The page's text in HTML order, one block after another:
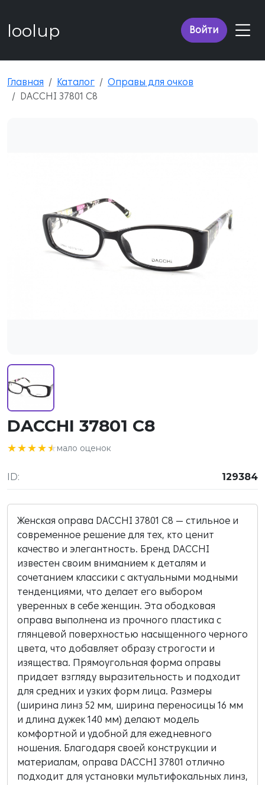
loolup Войти
Главная Каталог
Оправы для очков
DACCHI 37801 C8
DACCHI 37801 C8
★★★★★
★★★★★мало оценок
ID: 129384
Женская оправа DACCHI 37801 C8 — стильное и
современное решение для тех, кто ценит
качество и элегантность. Бренд DACCHI
известен своим вниманием к деталям и
сочетанием классики с актуальными модными
тенденциями, что делает его выбором
уверенных в себе женщин. Эта ободковая
оправа выполнена из прочного пластика с
глянцевой поверхностью насыщенного черного
цвета, что добавляет образу строгости и
изящества. Прямоугольная форма оправы
придает взгляду выразительность и подходит
для средних и узких форм лица. Размеры
(ширина линз 52 мм, ширина переносицы 16 мм
и длина дужек 140 мм) делают модель
комфортной и удобной для ежедневного
ношения. Благодаря своей конструкции и
материалам, оправа DACCHI 37801 отлично
подходит для установки мультифокальных линз,